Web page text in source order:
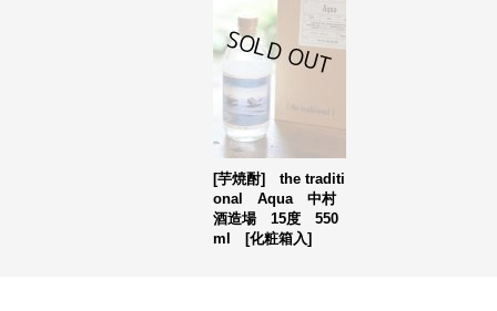
[芋焼酎] the traditi
onal Aqua 中村
酒造場 15度 550
ml [化粧箱入]